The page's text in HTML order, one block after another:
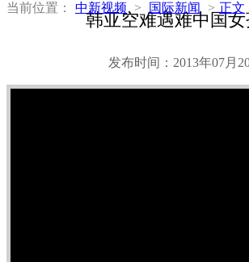
当前位置： 中新视频 > 国际新闻 > 正文
韩亚空难遇难中国
发布时间：2013年07月